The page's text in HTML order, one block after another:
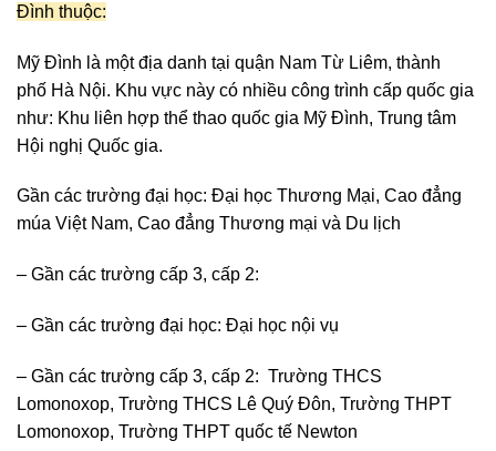
Đình thuộc:
Mỹ Đình là một địa danh tại quận Nam Từ Liêm, thành
phố Hà Nội. Khu vực này có nhiều công trình cấp quốc gia
như: Khu liên hợp thể thao quốc gia Mỹ Đình, Trung tâm
Hội nghị Quốc gia.
Gần các trường đại học: Đại học Thương Mại, Cao đẳng
múa Việt Nam, Cao đẳng Thương mại và Du lịch
– Gần các trường cấp 3, cấp 2:
– Gần các trường đại học: Đại học nội vụ
– Gần các trường cấp 3, cấp 2: Trường THCS
Lomonoxop, Trường THCS Lê Quý Đôn, Trường THPT
Lomonoxop, Trường THPT quốc tế Newton